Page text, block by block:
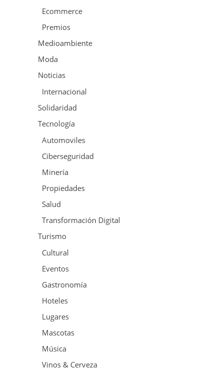
Ecommerce
Premios
Medioambiente
Moda
Noticias
Internacional
Solidaridad
Tecnología
Automoviles
Ciberseguridad
Minería
Propiedades
Salud
Transformación Digital
Turismo
Cultural
Eventos
Gastronomía
Hoteles
Lugares
Mascotas
Música
Vinos & Cerveza